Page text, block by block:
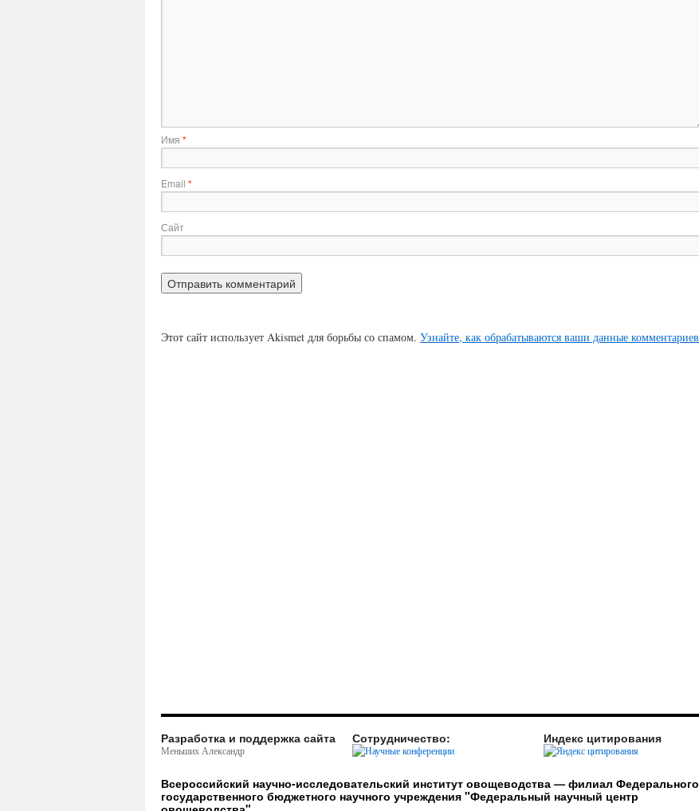
Имя *
Email *
Сайт
Этот сайт использует Akismet для борьбы со спамом. Узнайте, как обрабатываются ваши данные комментариев
Разработка и поддержка сайта
Меньших Александр
Сотрудничество: Индекс цитирования
Всероссийский научно-исследовательский институт овощеводства — филиал Федерального
государственного бюджетного научного учреждения "Федеральный научный центр